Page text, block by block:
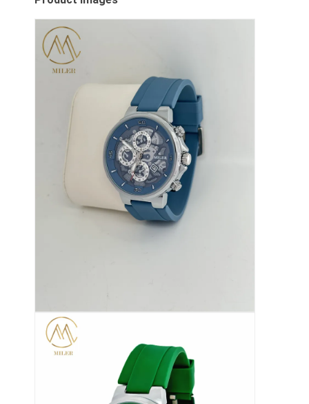
О нас
Экскурсия по заводу
Связаться с нами
Случаи
Кожаные кварцевые часа
Часы с ремнем из нержавеющей стали
Часы с силиконовыми ремнями